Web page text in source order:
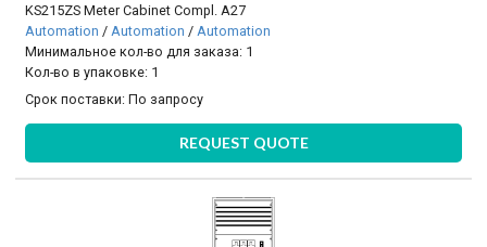
KS215ZS Meter Cabinet Compl. A27
Automation / Automation / Automation
Минимальное кол-во для заказа: 1
Кол-во в упаковке: 1
Срок поставки:По запросу
REQUEST QUOTE